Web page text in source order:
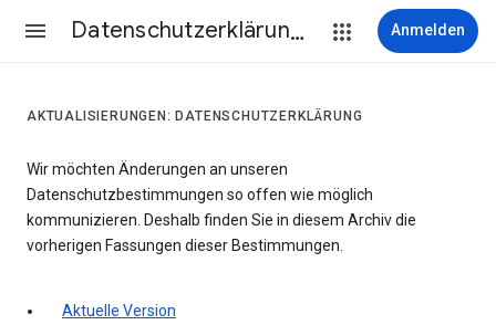
Datenschutzerklärung & Nutzungsbedingungen Anmelden
AKTUALISIERUNGEN: DATENSCHUTZERKLÄRUNG
Wir möchten Änderungen an unseren
Datenschutzbestimmungen so offen wie möglich
kommunizieren. Deshalb finden Sie in diesem Archiv die
vorherigen Fassungen dieser Bestimmungen.
Aktuelle Version